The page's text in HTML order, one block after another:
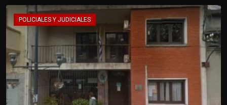
POLICIALES Y JUDICIALES